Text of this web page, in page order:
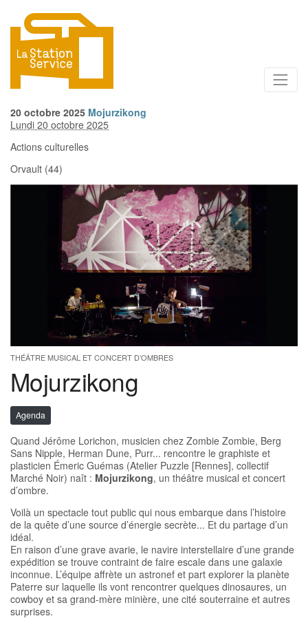
20 octobre 2025 Mojurzikong
Lundi 20 octobre 2025
Actions culturelles
Orvault (44)
THÉÂTRE MUSICAL ET CONCERT D’OMBRES
Mojurzikong
Agenda
Quand Jérôme Lorichon, musicien chez Zombie Zombie, Berg
Sans Nipple, Herman Dune, Purr... rencontre le graphiste et
plasticien Émeric Guémas (Atelier Puzzle [Rennes], collectif
Marché Noir) naît : Mojurzikong, un théâtre musical et concert
d’ombre.
Voilà un spectacle tout public qui nous embarque dans l’histoire
de la quête d’une source d’énergie secrète... Et du partage d’un
idéal.
En raison d’une grave avarie, le navire interstellaire d’une grande
expédition se trouve contraint de faire escale dans une galaxie
inconnue. L’équipe affrète un astronef et part explorer la planète
Paterre sur laquelle ils vont rencontrer quelques dinosaures, un
cowboy et sa grand-mère minière, une cité souterraine et autres
surprises.